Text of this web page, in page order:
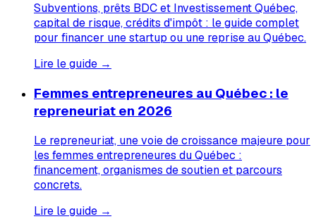
Subventions, prêts BDC et Investissement Québec,
capital de risque, crédits d'impôt : le guide complet
pour financer une startup ou une reprise au Québec.
Lire le guide →
Femmes entrepreneures au Québec : le
repreneuriat en 2026
Le repreneuriat, une voie de croissance majeure pour
les femmes entrepreneures du Québec :
financement, organismes de soutien et parcours
concrets.
Lire le guide →